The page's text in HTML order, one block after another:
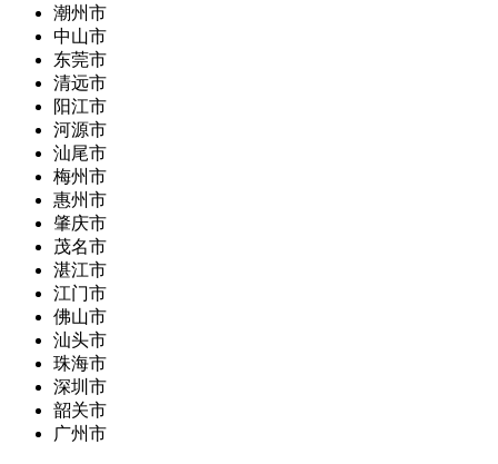
潮州市
中山市
东莞市
清远市
阳江市
河源市
汕尾市
梅州市
惠州市
肇庆市
茂名市
湛江市
江门市
佛山市
汕头市
珠海市
深圳市
韶关市
广州市